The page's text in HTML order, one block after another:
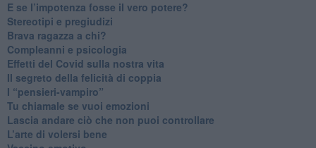
​E se l’impotenza fosse il vero potere?
Stereotipi e pregiudizi
​Brava ragazza a chi?
​Compleanni e psicologia
Effetti del Covid sulla nostra vita
Il segreto della felicità di coppia
​I “pensieri-vampiro”
​Tu chiamale se vuoi emozioni
​Lascia andare ciò che non puoi controllare
L’arte di volersi bene